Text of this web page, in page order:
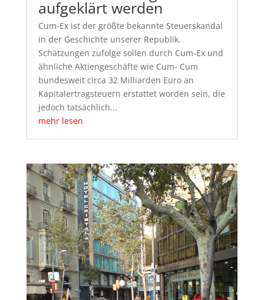
aufgeklärt werden
Cum-Ex ist der größte bekannte Steuerskandal
in der Geschichte unserer Republik.
Schätzungen zufolge sollen durch Cum-Ex und
ähnliche Aktiengeschäfte wie Cum- Cum
bundesweit circa 32 Milliarden Euro an
Kapitalertragsteuern erstattet worden sein, die
jedoch tatsächlich...
mehr lesen